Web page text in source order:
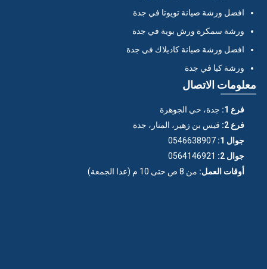
افضل ورشة صيانة تويوتا في جدة
ورشة سمكرة ورش بوية في جدة
افضل ورشة صيانة كاديلاك في جدة
ورشة كيا في جدة
معلومات الاتصال
فرع 1:
جدة، حي الجوهرة
فرع 2:
قيس بن زهير، المنار، جدة
جوال 1:
0546638907
جوال 2:
0564146921
أوقات العمل: من 8 ص حتى 10 م (عدا الجمعة)